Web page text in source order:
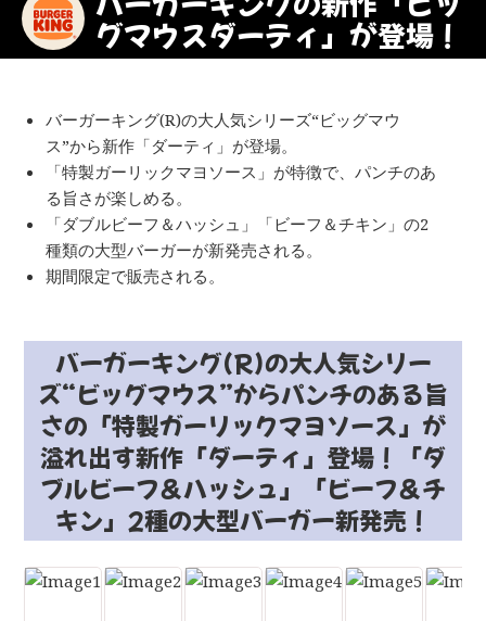
グマウスダーティ」が登場！
バーガーキング(R)の大人気シリーズ“ビッグマウ
ス”から新作「ダーティ」が登場。
「特製ガーリックマヨソース」が特徴で、パンチのあ
る旨さが楽しめる。
「ダブルビーフ＆ハッシュ」「ビーフ＆チキン」の2
種類の大型バーガーが新発売される。
期間限定で販売される。
バーガーキング(R)の大人気シリー
ズ“ビッグマウス”からパンチのある旨
さの「特製ガーリックマヨソース」が
溢れ出す新作「ダーティ」登場！「ダ
ブルビーフ＆ハッシュ」「ビーフ＆チ
キン」2種の大型バーガー新発売！